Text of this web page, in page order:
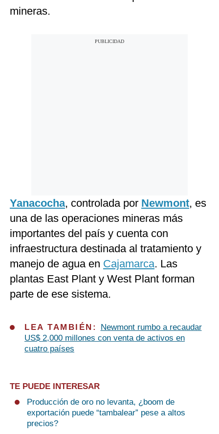
mineras.
Yanacocha, controlada por Newmont, es
una de las operaciones mineras más
importantes del país y cuenta con
infraestructura destinada al tratamiento y
manejo de agua en Cajamarca. Las
plantas East Plant y West Plant forman
parte de ese sistema.
LEA TAMBIÉN:
Newmont rumbo a recaudar
US$ 2,000 millones con venta de activos en
cuatro países
TE PUEDE INTERESAR
Producción de oro no levanta, ¿boom de
exportación puede “tambalear” pese a altos
precios?